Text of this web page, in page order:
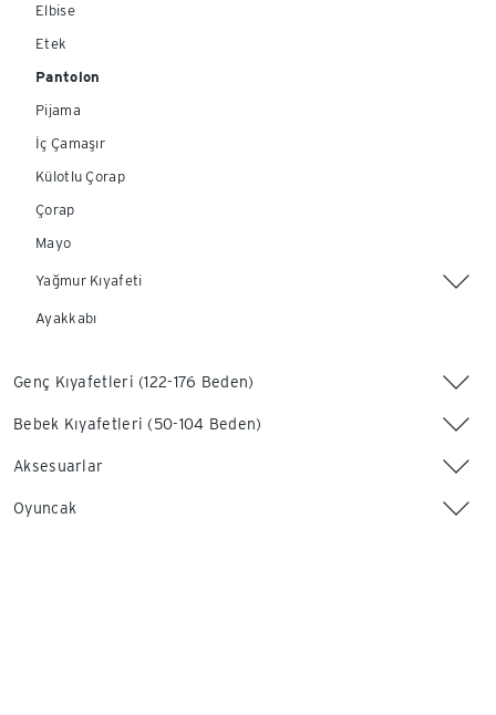
Elbise
Etek
Pantolon
Pijama
İç Çamaşır
Külotlu Çorap
Çorap
Mayo
Yağmur Kıyafeti
Ayakkabı
Genç Kıyafetleri (122-176 Beden)
Bebek Kıyafetleri (50-104 Beden)
Aksesuarlar
Oyuncak